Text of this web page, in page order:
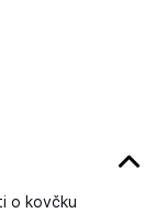
o kovčku